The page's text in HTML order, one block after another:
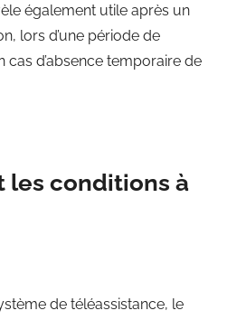
également utile après un
lors d’une période de
d’absence temporaire de
les conditions à
de téléassistance, le